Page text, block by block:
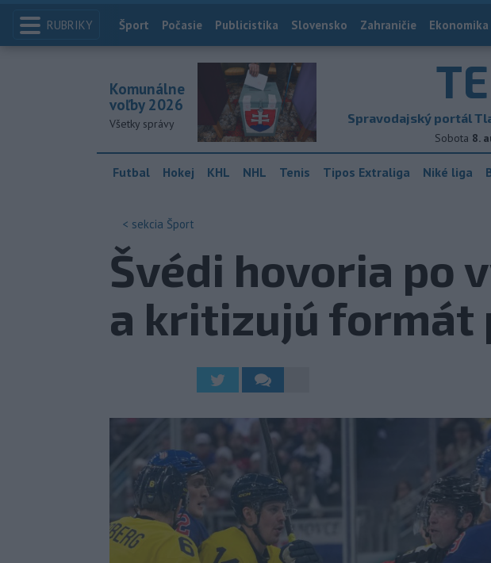
RUBRIKY Index
Šport Počasie Publicistika Slovensko Zahraničie Ekonomika
Spravodajský portál
Sobota 8.
Komunálne
voľby 2026
Všetky správy
Futbal Hokej KHL NHL Tenis Tipos Extraliga Niké liga
< sekcia Šport
Švédi hovoria po
a kritizujú formát